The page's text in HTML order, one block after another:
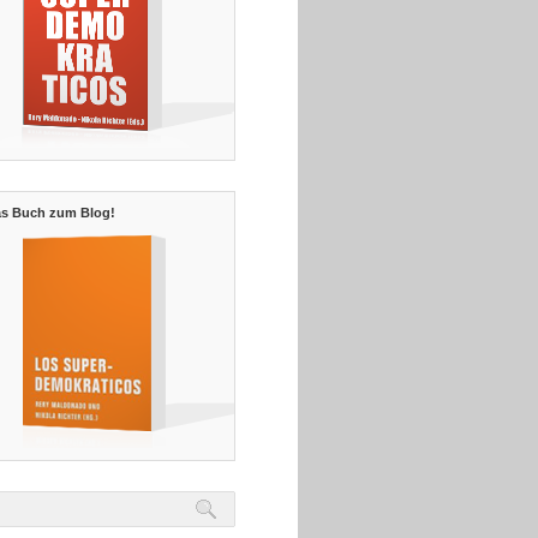
Buch zum Blog!